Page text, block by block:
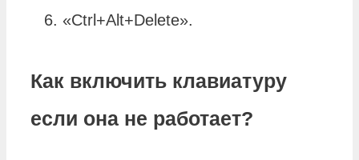
«Ctrl+Alt+Delete».
Как включить клавиатуру
если она не работает?